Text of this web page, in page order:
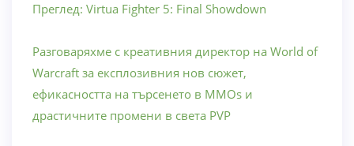
Преглед: Virtua Fighter 5: Final Showdown
Разговаряхме с креативния директор на World of
Warcraft за експлозивния нов сюжет,
ефикасността на търсенето в MMOs и
драстичните промени в света PVP